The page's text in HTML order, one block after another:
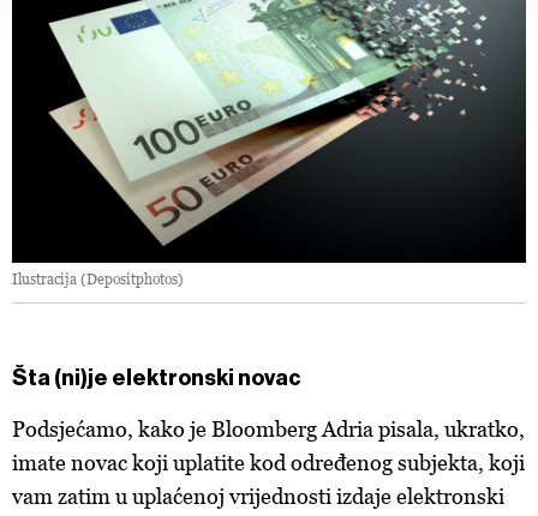
d.o.o. i
Partneri. Više o podacima koje obrađujemo kao i
o vašim pravima pročitajte u našojPolitici privatnosti
o kolačićima i drugim sličnim tehnologijama uPolitici
kolačića
. Kolačiće u bilo kojem trenutku možete ponovno
ažurirati klikom na „Prikaži detalje“. Privolu možete u bilo
kojem trenutku povući bez negativnih posljedica.
Ilustracija (Depositphotos)
Šta (ni)je elektronski novac
Podsjećamo, kako je Bloomberg Adria pisala, ukratko,
imate novac koji uplatite kod određenog subjekta, koji
vam zatim u uplaćenoj vrijednosti izdaje elektronski